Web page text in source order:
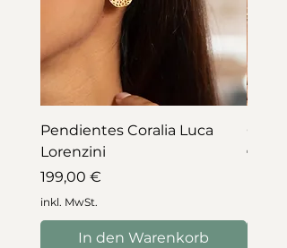
Pendientes Coralia Luca
Lorenzini
Preis
199,00 €
inkl. MwSt.
In den Warenkorb
Preis